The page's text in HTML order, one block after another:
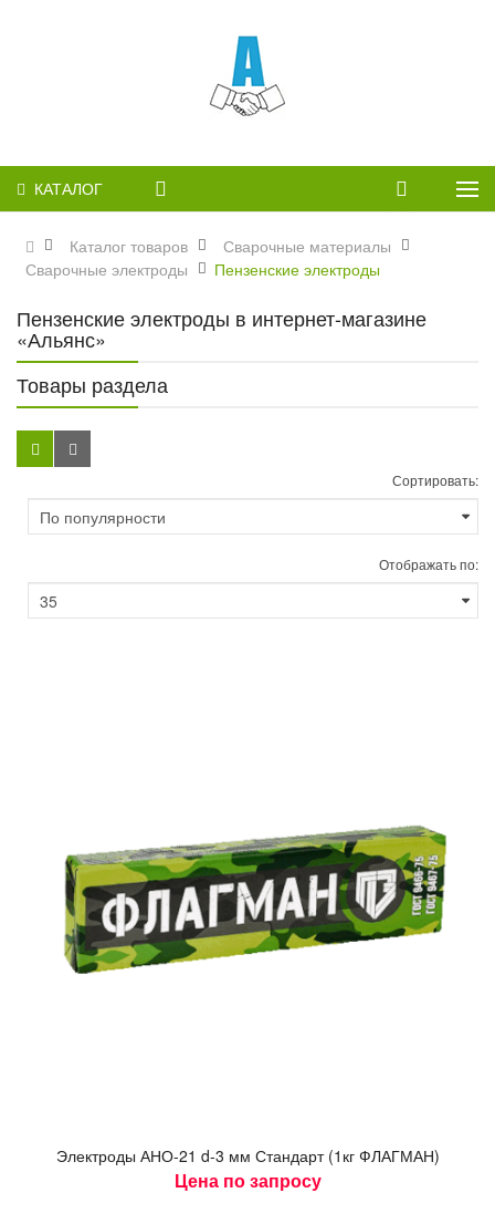
КАТАЛОГ
Каталог товаров
Сварочные материалы
Сварочные электроды
Пензенские электроды
Пензенские электроды в интернет-магазине
«Альянс»
Товары раздела
Сортировать:
Отображать по:
Элек­тро­ды АНО-21 d-3 мм Стан­дарт (1кг ФЛАГ­МАН)
Цена по запросу